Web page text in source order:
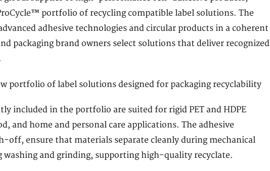
portfolio of recycling compatible label solutions. The
adhesive technologies and circular products in a coherent
packaging brand owners select solutions that deliver recognized
included in the portfolio are suited for rigid PET and HDPE
and home and personal care applications. The adhesive
off, ensure that materials separate cleanly during mechanical
washing and grinding, supporting high-quality recyclate.